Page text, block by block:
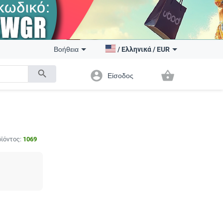
search
Βοήθεια / Ελληνικά/ EUR
account_circle Είσοδος shopping_basket
1069